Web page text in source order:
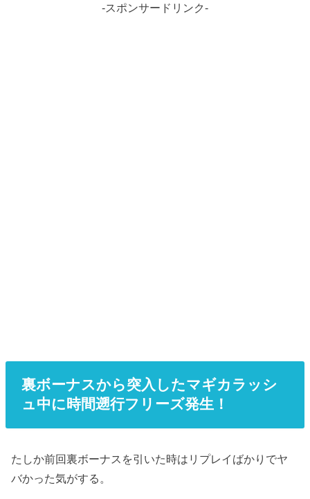
-スポンサードリンク-
裏ボーナスから突入したマギカラッシ
ュ中に時間遡行フリーズ発生！
たしか前回裏ボーナスを引いた時はリプレイばかりでヤ
バかった気がする。